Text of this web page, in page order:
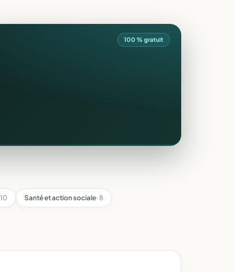
100 % gratuit
10 Santé et action sociale· 8